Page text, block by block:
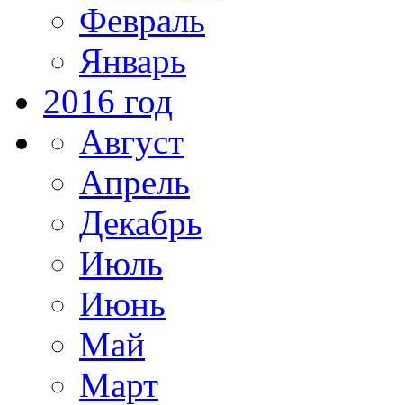
Февраль
Январь
2016 год
Август
Апрель
Декабрь
Июль
Июнь
Май
Март